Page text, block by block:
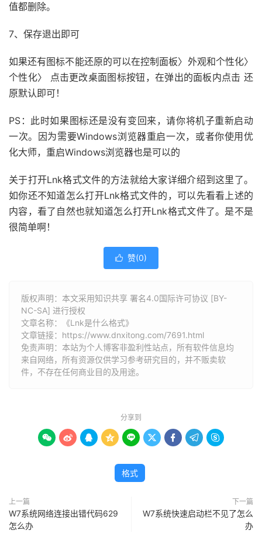
值都删除。
7、保存退出即可
如果还有图标不能还原的可以在控制面板〉外观和个性化〉
个性化〉 点击更改桌面图标按钮，在弹出的面板内点击 还
原默认即可！
PS：此时如果图标还是没有变回来，请你将机子重新启动
一次。因为需要Windows浏览器重启一次，或者你使用优
化大师，重启Windows浏览器也是可以的
关于打开Lnk格式文件的方法就给大家详细介绍到这里了。
如你还不知道怎么打开Lnk格式文件的，可以先看看上述的
内容，看了自然也就知道怎么打开Lnk格式文件了。是不是
很简单啊！
 赞(0)
版权声明：本文采用知识共享 署名4.0国际许可协议 [BY-
NC-SA] 进行授权
文章名称：《Lnk是什么格式》
文章链接： https://www.dnxitong.com/7691.html
免责声明：本站为个人博客非盈利性站点，所有软件信息均
来自网络，所有资源仅供学习参考研究目的，并不贩卖软
件，不存在任何商业目的及用途。
分享到
        
格式
上一篇
W7系统网络连接出错代码629
怎么办
下一篇
W7系统快速启动栏不见了怎么
办